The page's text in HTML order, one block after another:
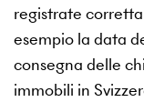
registrate
esempio la data
consegna delle
immobili in